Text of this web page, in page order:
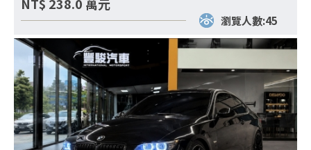
NT$ 238.0 萬元
瀏覽人數:45